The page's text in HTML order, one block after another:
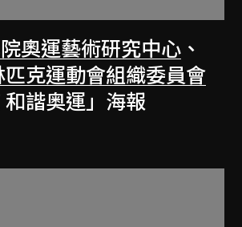
奧運藝術研究中心 、
克運動會組織委員會
和諧奥運」海報